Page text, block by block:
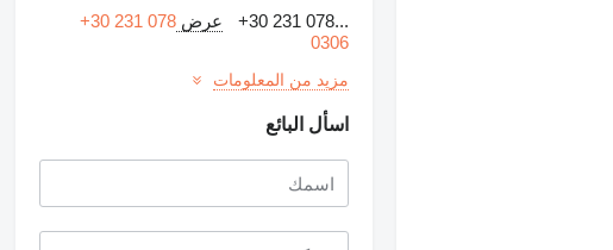
+30 231 078...
عرض+30 231 078
0306
مزيد من المعلومات
اسأل البائع